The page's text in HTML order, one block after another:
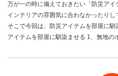
万が一の時に備えておきたい「防災アイ
インテリアの雰囲気に合わなかったり
そこで今回は、防災アイテムを部屋に
アイテムを部屋に馴染ませる 1、無地